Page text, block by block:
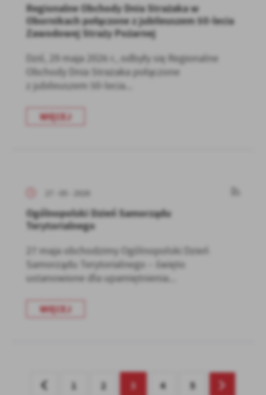
Regionalne Obchody Dnia Strażaka w
Obornikach połączone z jubileuszem 50-lecia
Zawodowej Straży Pożarnej
Dziś, 29 maja 2026 r., odbyły się Regionalne
Obchody Dnia Strażaka połączone
z jubileuszem 50-lecia...
WIĘCEJ
27 - 05 - 2026
Ogólnopolski Dzień Samorządu
Terytorialnego
27 maja obchodzimy Ogólnopolski Dzień
Samorządu Terytorialnego – święto
ustanowione dla upamiętnienia...
WIĘCEJ
1 2 3 4 5